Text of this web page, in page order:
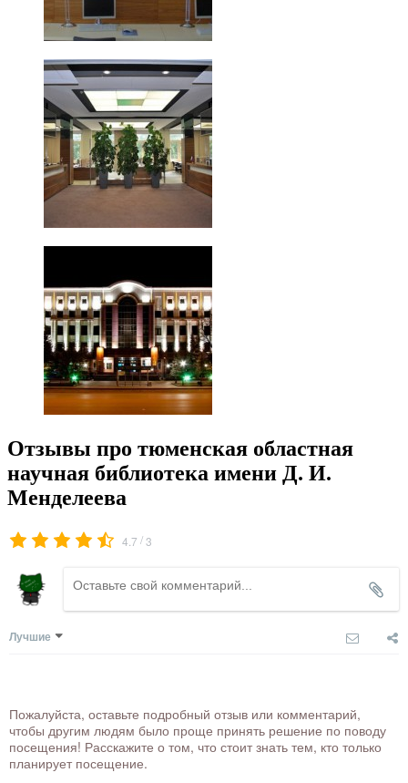
Отзывы про тюменская областная
научная библиотека имени Д. И.
Менделеева
4.7 /3
Лучшие
Пожалуйста, оставьте подробный отзыв или комментарий,
чтобы другим людям было проще принять решение по поводу
посещения! Расскажите о том, что стоит знать тем, кто только
планирует посещение.